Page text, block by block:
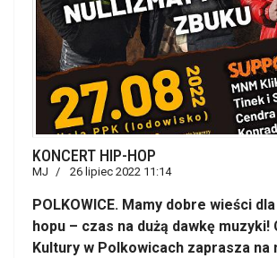
KONCERT HIP-HOP
MJ 26 lipiec 2022 11:14
POLKOWICE. Mamy dobre wieści
hopu – czas na dużą dawkę muzyki!
Kultury w Polkowicach zaprasza na